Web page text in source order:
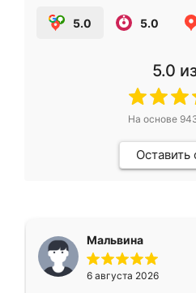
5.0 5.0
5.0
На основе
Оставить
Мальвина
6 августа 2026